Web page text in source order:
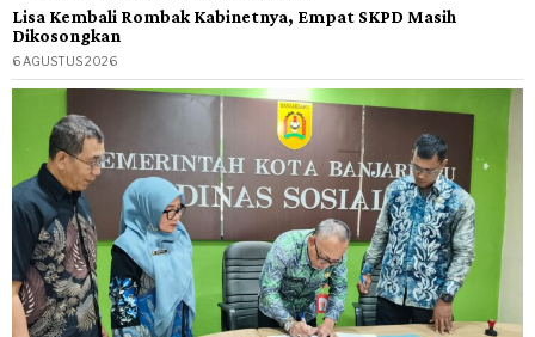
Lisa Kembali Rombak Kabinetnya, Empat SKPD Masih
Dikosongkan
6 AGUSTUS 2026